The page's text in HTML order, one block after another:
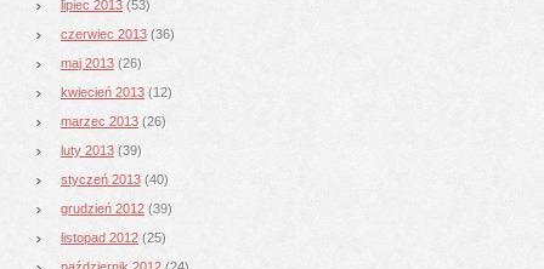
lipiec 2013 (53)
czerwiec 2013 (36)
maj 2013 (26)
kwiecień 2013 (12)
marzec 2013 (26)
luty 2013 (39)
styczeń 2013 (40)
grudzień 2012 (39)
listopad 2012 (25)